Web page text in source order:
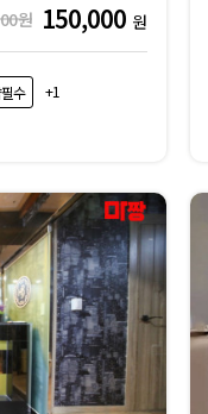
원 150,000 원
수 +1